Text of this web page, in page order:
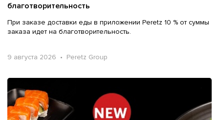
благотворительность
При заказе доставки еды в приложении Peretz 10 % от суммы
заказа идет на благотворительность.
9 августа 2026 • Peretz Group